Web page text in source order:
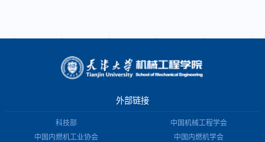
外部链接
科技部
中国机械工程学会
中国内燃机工业协会
中国内燃机学会